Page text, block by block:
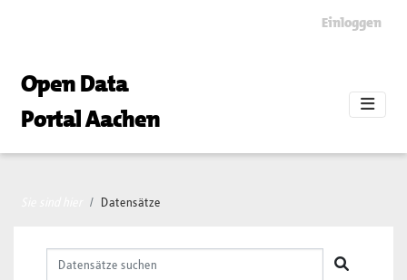
Einloggen
Open Data
Portal Aachen
Datensätze